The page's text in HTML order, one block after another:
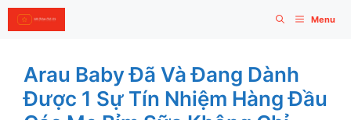
Skip
to
Menu
Arau Baby Đã Và Đang Dành
Được 1 Sự Tín Nhiệm Hàng Đầu